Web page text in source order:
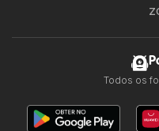
Todos os